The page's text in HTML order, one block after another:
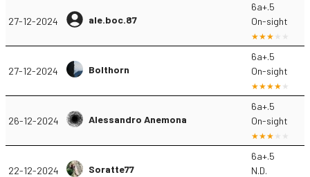
27-12-2024 ale.boc.87
6a+.5
On-sight
27-12-2024 Bolthorn
6a+.5
On-sight
26-12-2024 Alessandro Anemona
6a+.5
On-sight
22-12-2024 Soratte77
6a+.5
N.D.